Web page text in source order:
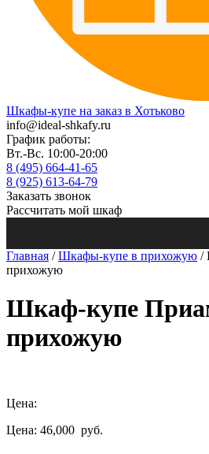
Шкафы-купе на заказ в Хотьково
info@ideal-shkafy.ru
График работы:
Вт.-Вс. 10:00-20:00
8 (495) 664-41-65
8 (925) 613-64-79
Заказать звонок
Рассчитать мой шкаф
Главная /Шкафы-купе в прихожую /
прихожую
Шкаф-купе
прихожую
Цена:
Цена: 46,000 руб.